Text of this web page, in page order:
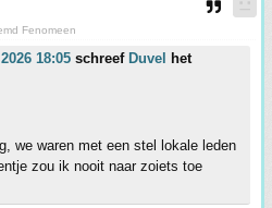
Fenomeen
18:05 schreef Duvel
het
we waren met een stel lokale leden
zou ik nooit naar zoiets toe